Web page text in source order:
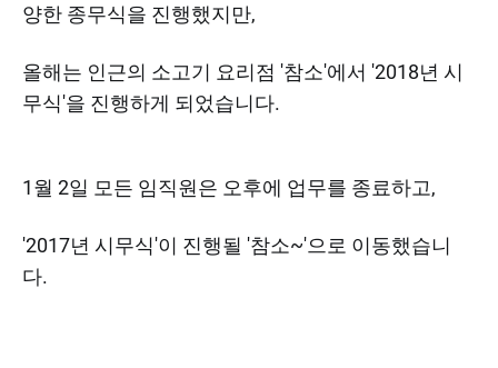
양한 종무식을 진행했지만,
올해는 인근의 소고기 요리점 '참소'에서 '2018년 시
무식'을 진행하게 되었습니다.
1월 2일 모든 임직원은 오후에 업무를 종료하고,
'2017년 시무식'이 진행될 '참소~'으로 이동했습니
다.